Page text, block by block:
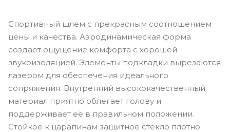
Спортивный шлем с прекрасным соотношением
цены и качества. Аэродинамическая форма
создает ощущение комфорта с хорошей
звукоизоляцией. Элементы подкладки вырезаются
лазером для обеспечения идеального
сопряжения. Внутренний высококачественный
материал приятно облегает голову и
поддерживает её в правильном положении.
Стойкое к царапинам защитное стекло плотно